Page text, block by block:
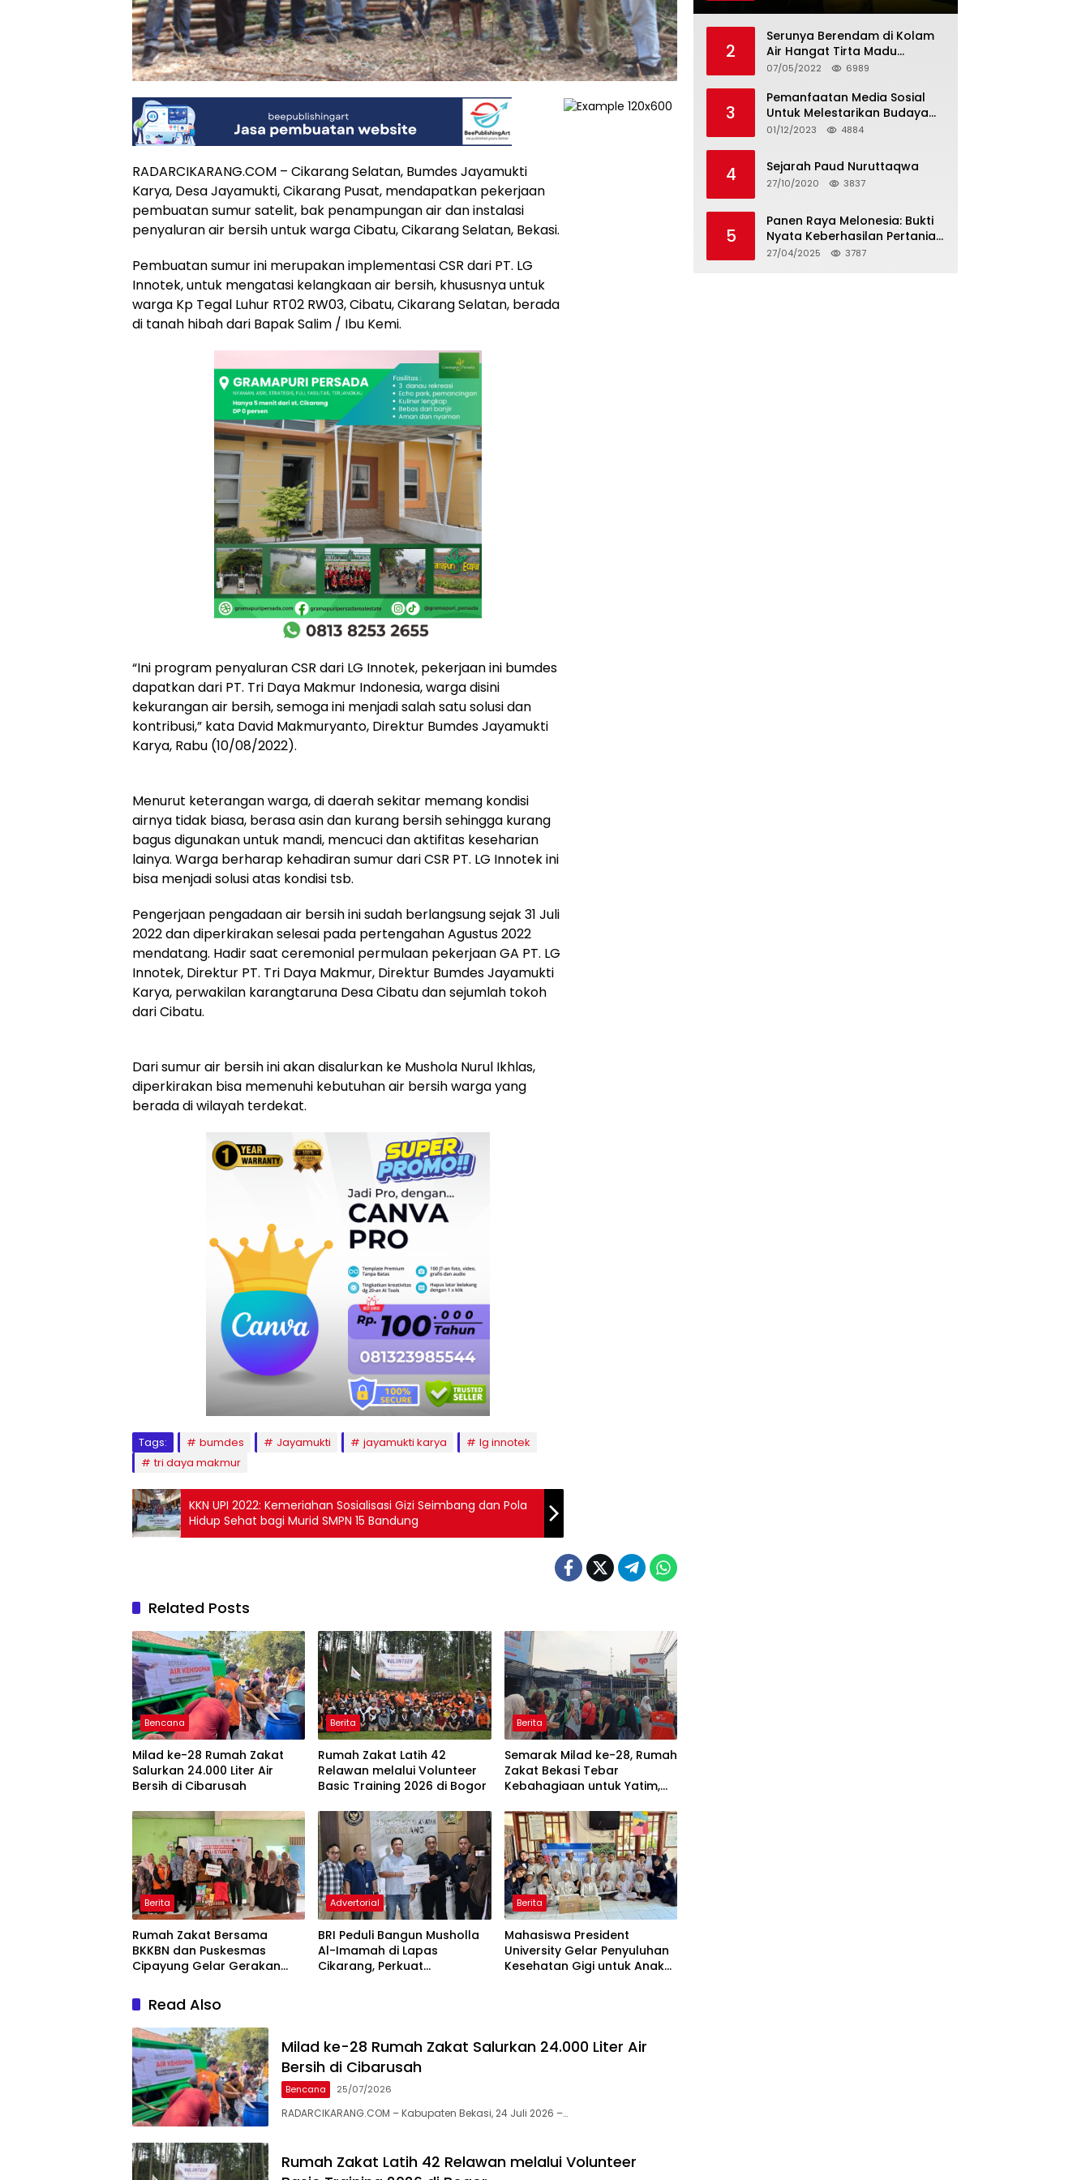
RADARCIKARANG.COM – Cikarang Selatan, Bumdes Jayamukti
Karya, Desa Jayamukti, Cikarang Pusat, mendapatkan pekerjaan
pembuatan sumur satelit, bak penampungan air dan instalasi
penyaluran air bersih untuk warga Cibatu, Cikarang Selatan, Bekasi.
Pembuatan sumur ini merupakan implementasi CSR dari PT. LG
Innotek, untuk mengatasi kelangkaan air bersih, khususnya untuk
warga Kp Tegal Luhur RT02 RW03, Cibatu, Cikarang Selatan, berada
di tanah hibah dari Bapak Salim / Ibu Kemi.
“Ini program penyaluran CSR dari LG Innotek, pekerjaan ini bumdes
dapatkan dari PT. Tri Daya Makmur Indonesia, warga disini
kekurangan air bersih, semoga ini menjadi salah satu solusi dan
kontribusi,” kata David Makmuryanto, Direktur Bumdes Jayamukti
Karya, Rabu (10/08/2022).
Menurut keterangan warga, di daerah sekitar memang kondisi
airnya tidak biasa, berasa asin dan kurang bersih sehingga kurang
bagus digunakan untuk mandi, mencuci dan aktifitas keseharian
lainya. Warga berharap kehadiran sumur dari CSR PT. LG Innotek ini
bisa menjadi solusi atas kondisi tsb.
Pengerjaan pengadaan air bersih ini sudah berlangsung sejak 31 Juli
2022 dan diperkirakan selesai pada pertengahan Agustus 2022
mendatang. Hadir saat ceremonial permulaan pekerjaan GA PT. LG
Innotek, Direktur PT. Tri Daya Makmur, Direktur Bumdes Jayamukti
Karya, perwakilan karangtaruna Desa Cibatu dan sejumlah tokoh
dari Cibatu.
Dari sumur air bersih ini akan disalurkan ke Mushola Nurul Ikhlas,
diperkirakan bisa memenuhi kebutuhan air bersih warga yang
berada di wilayah terdekat.
Tags: bumdes Jayamukti jayamukti karya
lg innotek
tri daya makmur
KKN UPI 2022: Kemeriahan Sosialisasi Gizi Seimbang dan Pola
Hidup Sehat bagi Murid SMPN 15 Bandung
Related Posts
Bencana
Milad ke-28 Rumah Zakat
Salurkan 24.000 Liter Air
Bersih di Cibarusah
Berita
Rumah Zakat Latih 42
Relawan melalui Volunteer
Basic Training 2026 di Bogor
Berita
Semarak Milad ke-28, Rumah
Zakat Bekasi Tebar
Kebahagiaan untuk Yatim,
di Bulan Muharram
Berita
Rumah Zakat Bersama
BKKBN dan Puskesmas
Cipayung Gelar Gerakan
Desa Tanjungbaru
Advertorial
BRI Peduli Bangun Musholla
Al-Imamah di Lapas
Cikarang, Perkuat
Berita
Mahasiswa President
University Gelar Penyuluhan
Kesehatan Gigi untuk Anak
Read Also
Milad ke-28 Rumah Zakat Salurkan 24.000 Liter Air
Bersih di Cibarusah
Bencana 25/07/2026
RADARCIKARANG.COM – Kabupaten Bekasi, 24 Juli 2026 –…
Rumah Zakat Latih 42 Relawan melalui Volunteer
2
Serunya Berendam di Kolam
Air Hangat Tirta Madu
Barokah
07/05/2022 6989
3
Pemanfaatan Media Sosial
Untuk Melestarikan Budaya
Lokal
01/12/2023 4884
4 Sejarah Paud Nuruttaqwa
27/10/2020 3837
5
Panen Raya Melonesia: Bukti
Nyata Keberhasilan Pertanian
Modern di Kabupaten Bekasi
27/04/2025 3787